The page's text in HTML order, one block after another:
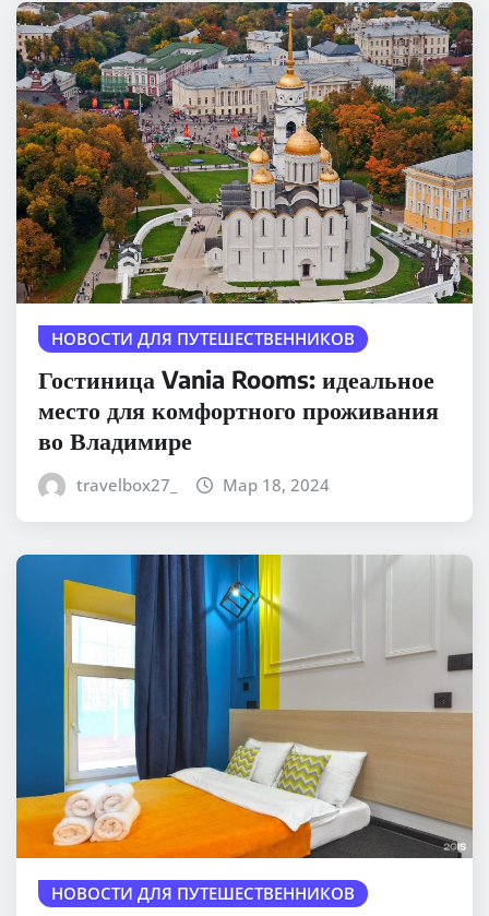
НОВОСТИ ДЛЯ ПУТЕШЕСТВЕННИКОВ
Гостиница Vania Rooms: идеальное
место для комфортного проживания
во Владимире
travelbox27_ Мар 18, 2024
НОВОСТИ ДЛЯ ПУТЕШЕСТВЕННИКОВ